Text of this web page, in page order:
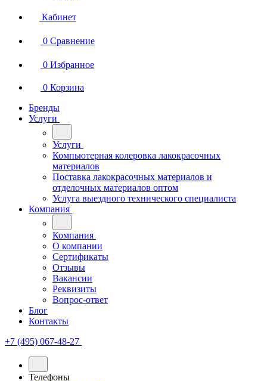
Кабинет
0 Сравнение
0 Избранное
0 Корзина
Бренды
Услуги
Услуги
Компьютерная колеровка лакокрасочных
материалов
Поставка лакокрасочных материалов и
отделочных материалов оптом
Услуга выездного технического специалиста
Компания
Компания
О компании
Сертификаты
Отзывы
Вакансии
Реквизиты
Вопрос-ответ
Блог
Контакты
+7 (495) 067-48-27
Телефоны